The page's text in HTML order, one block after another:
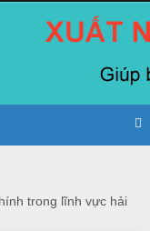
trong lĩnh vực hải